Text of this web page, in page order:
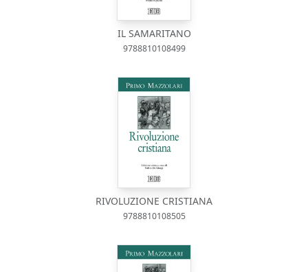
IL SAMARITANO
9788810108499
RIVOLUZIONE CRISTIANA
9788810108505